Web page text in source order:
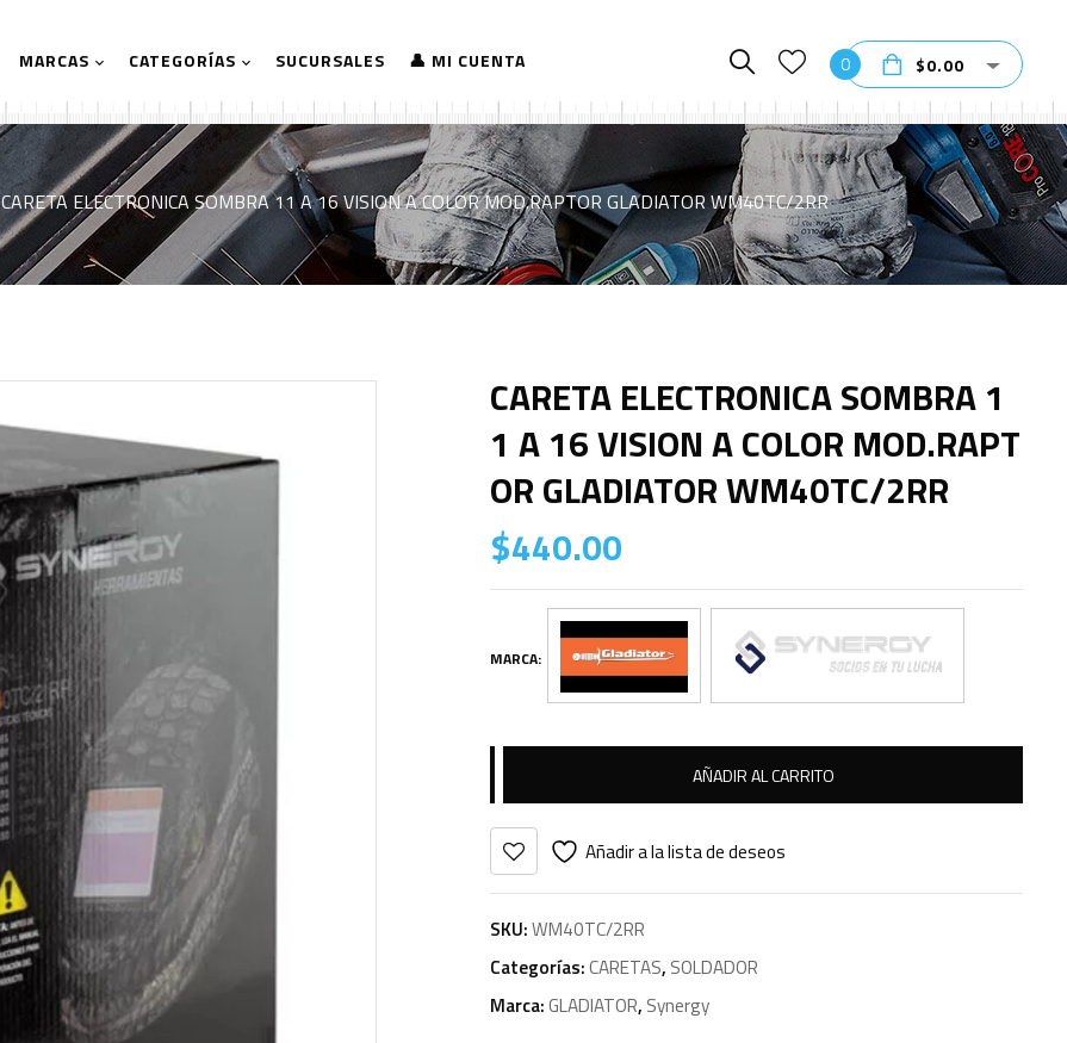
MARCAS CATEGORÍAS SUCURSALES 👤 MI CUENTA 0 $0.00
CARETA ELECTRONICA SOMBRA 11 A 16 VISION A COLOR MOD.RAPTOR GLADIATOR WM40TC/2RR
CARETA ELECTRONICA SOMBRA 1
1 A 16 VISION A COLOR MOD.RAPT
OR GLADIATOR WM40TC/2RR
$440.00
MARCA:
AÑADIR AL CARRITO
Añadir a la lista de deseos
SKU:WM40TC/2RR
Categorías:CARETAS, SOLDADOR
Marca:GLADIATOR, Synergy